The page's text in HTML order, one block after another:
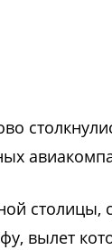
столицы, с
вылет